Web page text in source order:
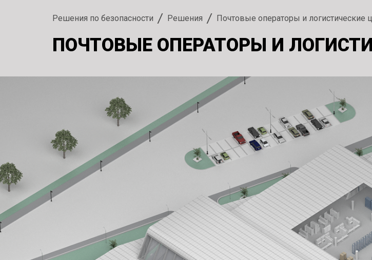
Решения по безопасности Решения Почтовые операторы и логистические
ПОЧТОВЫЕ ОПЕРАТОРЫ И